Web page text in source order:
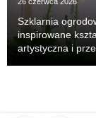
Szklarnia
inspirowane
artystyczna i